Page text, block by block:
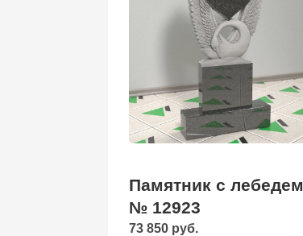
Памятник с лебедем
№ 12923
73 850 руб.